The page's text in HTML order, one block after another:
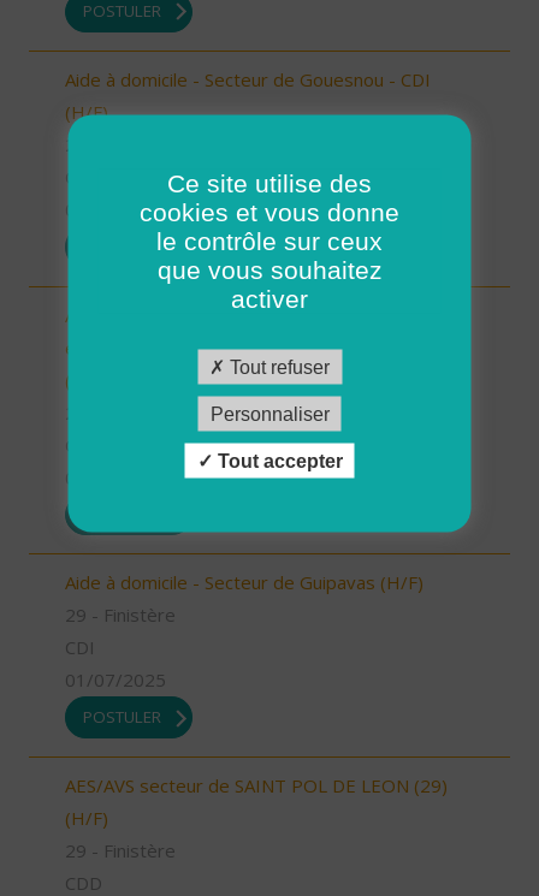
POSTULER
Aide à domicile - Secteur de Gouesnou - CDI
(H/F)
01/07/2025
POSTULER
Auxiliaire de Vie Sociale/Accompagnant Educatif
et Social à domicile - Secteur de Guipavas - CDI
(H/F)
Aide à domicile - Secteur de Guipavas (H/F)
29 - Finistère
CDI
01/07/2025
POSTULER
AES/AVS secteur de SAINT POL DE LEON (29)
(H/F)
29 - Finistère
CDD
Ce site utilise des
cookies et vous donne
le contrôle sur ceux
que vous souhaitez
activer
Tout refuser
Personnaliser
Tout accepter